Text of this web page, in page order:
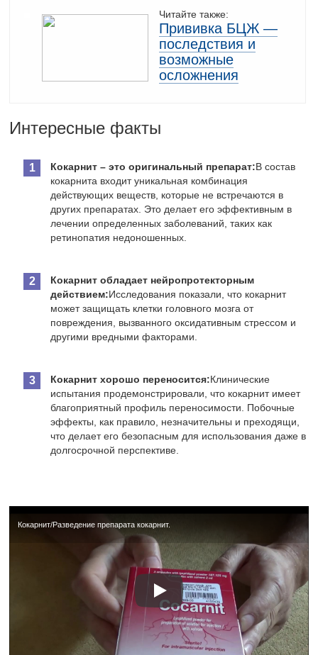
Читайте также:
Прививка БЦЖ —
последствия и
возможные
осложнения
Интересные факты
Кокарнит – это оригинальный препарат:В состав
кокарнита входит уникальная комбинация
действующих веществ, которые не встречаются в
других препаратах. Это делает его эффективным в
лечении определенных заболеваний, таких как
ретинопатия недоношенных.
Кокарнит обладает нейропротекторным
действием:Исследования показали, что кокарнит
может защищать клетки головного мозга от
повреждения, вызванного оксидативным стрессом и
другими вредными факторами.
Кокарнит хорошо переносится:Клинические
испытания продемонстрировали, что кокарнит имеет
благоприятный профиль переносимости. Побочные
эффекты, как правило, незначительны и преходящи,
что делает его безопасным для использования даже в
долгосрочной перспективе.
Кокарнит/Разведение препарата кокарнит.